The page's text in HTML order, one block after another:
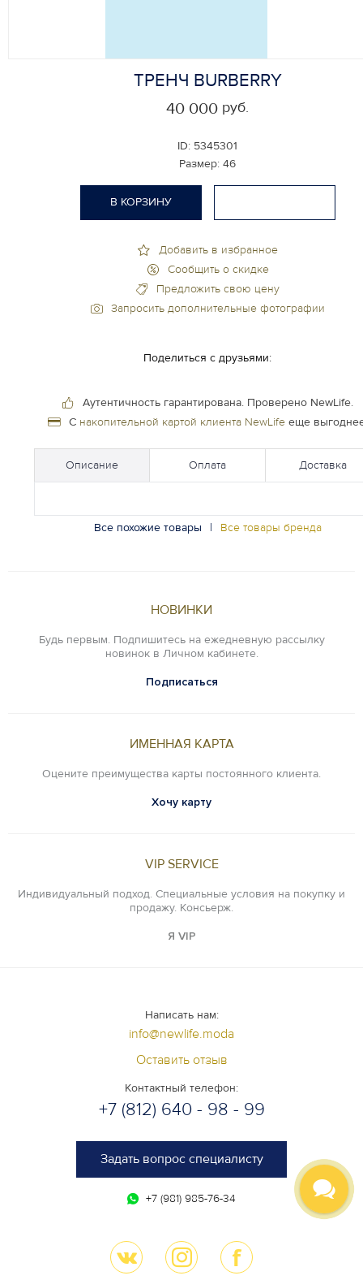
ТРЕНЧ BURBERRY
ID: 5345301
Размер: 46
40 000 руб.
Добавить в избранное
Сообщить о скидке
Предложить свою цену
Запросить дополнительные фотографии
В КОРЗИНУ
Поделиться с друзьями:
Аутентичность гарантирована. Проверено NewLife.
С накопительной картой клиента NewLifeеще
Описание Оплата Доставка
Все похожие товары | Все товары бренда
НОВИНКИ
Будь первым. Подпишитесь на ежедневную рассылку
новинок в Личном кабинете.
Подписаться
ИМЕННАЯ КАРТА
Оцените преимущества карты постоянного клиента.
Хочу карту
VIP SERVICE
Индивидуальный подход. Специальные условия на покупку и
продажу. Консьерж.
Я VIP
Написать нам:
info@newlife.moda
Оставить отзыв
Контактный телефон:
+7 (812) 640 - 98 - 99
Задать вопрос специалисту
+7 (981) 985-76-34